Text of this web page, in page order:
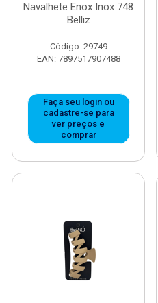
Navalhete Enox Inox 748
Belliz
Código: 29749
EAN: 7897517907488
Faça seu login ou
cadastre-se para
ver preços e
comprar